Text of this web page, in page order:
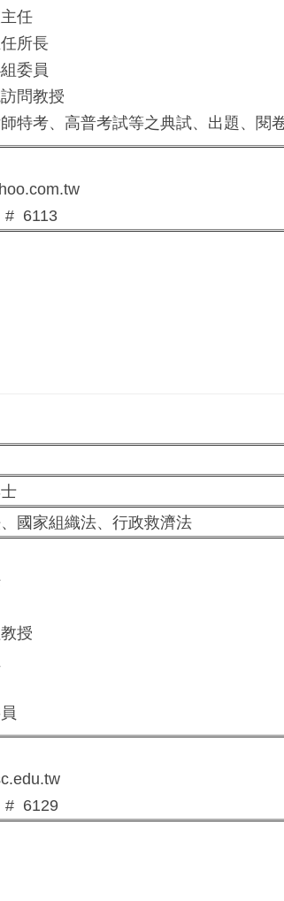
任
所長
委員
問教授
特考、高普考試等之典試、出題、閱
# 6113
國家組織法、行政救濟法
授
# 6129